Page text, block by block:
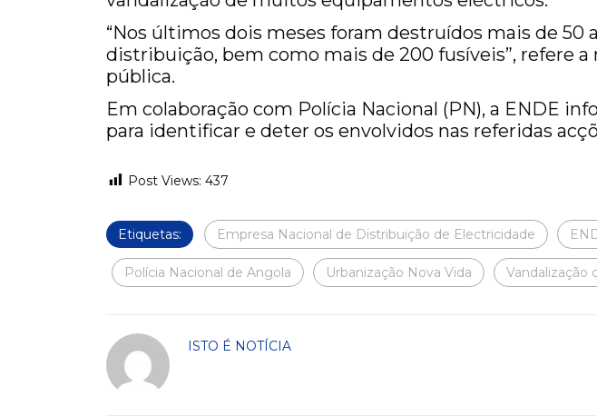
“Nos últimos dois meses foram destruídos mais de 50
distribuição, bem como mais de 200 fusíveis”, refere a
pública.
Em colaboração com Polícia Nacional (PN), a ENDE
para identificar e deter os envolvidos nas referidas
Post Views: 437
Etiquetas: Empresa Nacional de Distribuição de Electricidade
Polícia Nacional de Angola Urbanização Nova Vida Vandalização
ISTO É NOTÍCIA